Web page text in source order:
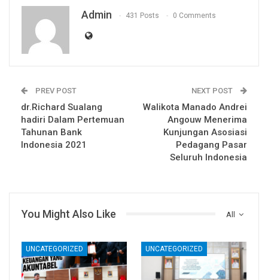
Admin 431 Posts 0 Comments
PREV POST
dr.Richard Sualang
hadiri Dalam Pertemuan
Tahunan Bank
Indonesia 2021
NEXT POST
Walikota Manado Andrei
Angouw Menerima
Kunjungan Asosiasi
Pedagang Pasar
Seluruh Indonesia
All
You Might Also Like
UNCATEGORIZED UNCATEGORIZED